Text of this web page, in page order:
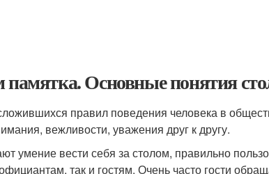
памятка. Основные понятия
правил поведения человека в
вежливости, уважения друг к другу.
умение вести себя за столом, правильно
так и гостям. Очень часто гости